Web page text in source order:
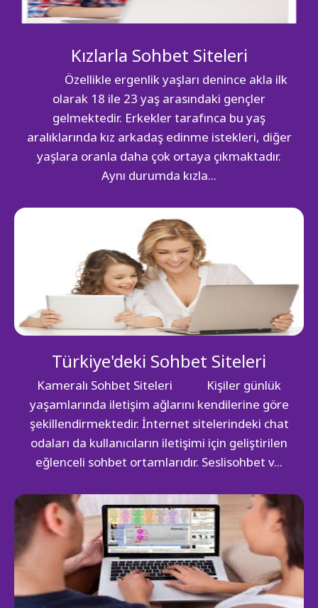
Kızlarla Sohbet Siteleri
Özellikle ergenlik yaşları denince akla ilk
olarak 18 ile 23 yaş arasındaki gençler
gelmektedir. Erkekler tarafınca bu yaş
aralıklarında kız arkadaş edinme istekleri, diğer
yaşlara oranla daha çok ortaya çıkmaktadır.
Aynı durumda kızla...
Türkiye'deki Sohbet Siteleri
Kameralı Sohbet Siteleri Kişiler günlük
yaşamlarında iletişim ağlarını kendilerine göre
şekillendirmektedir. İnternet sitelerindeki chat
odaları da kullanıcıların iletişimi için geliştirilen
eğlenceli sohbet ortamlarıdır. Seslisohbet v...